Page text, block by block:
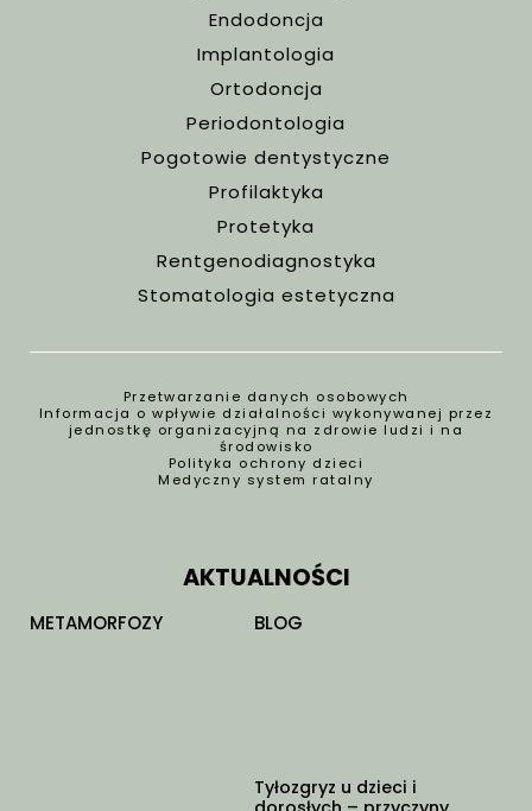
Endodoncja
Implantologia
Ortodoncja
Periodontologia
Pogotowie dentystyczne
Profilaktyka
Protetyka
Rentgenodiagnostyka
Stomatologia estetyczna
Przetwarzanie danych osobowych
Informacja o wpływie działalności wykonywanej przez
jednostkę organizacyjną na zdrowie ludzi i na
środowisko
Polityka ochrony dzieci
Medyczny system ratalny
AKTUALNOŚCI
METAMORFOZY BLOG
Tyłozgryz u dzieci i